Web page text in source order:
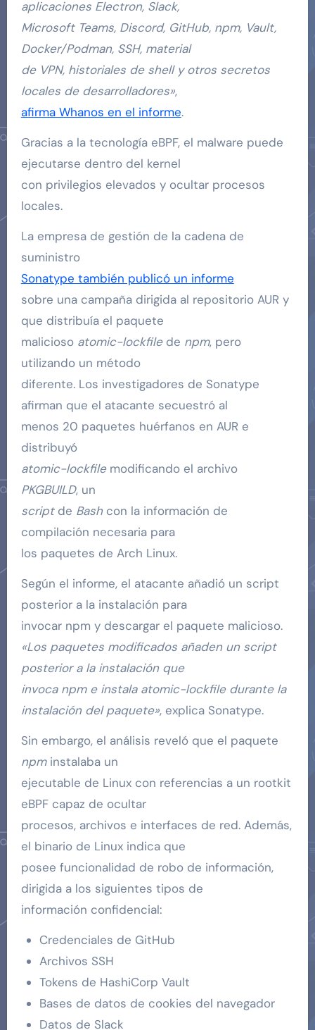
aplicaciones Electron, Slack,
Microsoft Teams, Discord, GitHub, npm, Vault,
Docker/Podman, SSH, material
de VPN, historiales de shell y otros secretos
locales de desarrolladores»,
afirma Whanos en el informe.
Gracias a la tecnología eBPF, el malware puede
ejecutarse dentro del kernel
con privilegios elevados y ocultar procesos
locales.
La empresa de gestión de la cadena de
suministro
Sonatype también publicó un informe
sobre una campaña dirigida al repositorio AUR y
que distribuía el paquete
malicioso atomic-lockfilede npm, pero
utilizando un método
diferente. Los investigadores de Sonatype
afirman que el atacante secuestró al
menos 20 paquetes huérfanos en AUR e
distribuyó
atomic-lockfilemodificando el archivo
PKGBUILD, un
scriptde Bashcon la información de
compilación necesaria para
los paquetes de Arch Linux.
Según el informe, el atacante añadió un script
posterior a la instalación para
invocar npm y descargar el paquete malicioso.
«Los paquetes modificados añaden un script
posterior a la instalación que
invoca npm e instala atomic-lockfile durante la
instalación del paquete», explica Sonatype.
Sin embargo, el análisis reveló que el paquete
npminstalaba un
ejecutable de Linux con referencias a un rootkit
eBPF capaz de ocultar
procesos, archivos e interfaces de red. Además,
el binario de Linux indica que
posee funcionalidad de robo de información,
dirigida a los siguientes tipos de
información confidencial:
Credenciales de GitHub
Archivos SSH
Tokens de HashiCorp Vault
Bases de datos de cookies del navegador
Datos de Slack